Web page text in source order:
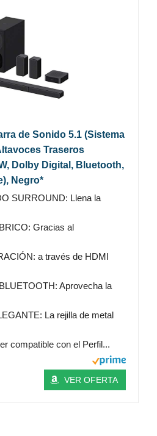
de Sonido 5.1 (Sistema
Traseros
Dolby Digital, Bluetooth,
Negro*
SURROUND: Llena la
Gracias al
a través de HDMI
Aprovecha la
La rejilla de metal
compatible con el Perfil...
VER OFERTA